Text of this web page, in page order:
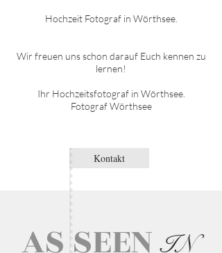
Hochzeit Fotograf in Wörthsee.
Wir freuen uns schon darauf Euch kennen zu
lernen!
Ihr Hochzeitsfotograf in Wörthsee.
Fotograf Wörthsee
Kontakt
AS SEEN IN